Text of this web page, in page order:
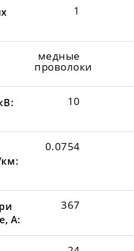
1
медные
проволоки
10
0.0754
А:
367